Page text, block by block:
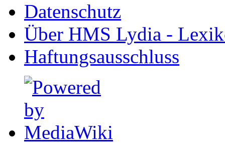
Datenschutz
Über HMS Lydia -
Haftungsausschluss